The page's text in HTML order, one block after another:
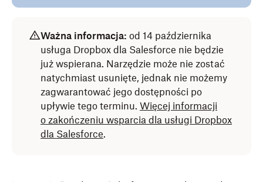
Ważna informacja: od 14 października
usługa Dropbox dla Salesforce nie będzie
już wspierana. Narzędzie może nie zostać
natychmiast usunięte, jednak nie możemy
zagwarantować jego dostępności po
upływie tego terminu. Więcej informacji
o zakończeniu wsparcia dla usługi Dropbox
dla Salesforce.